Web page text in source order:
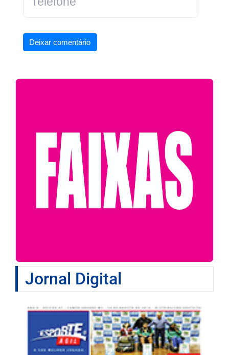
Deixar comentário
Jornal Digital